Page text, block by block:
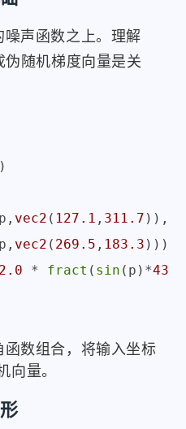
声函数之上。理解
伪随机梯度向量是关
vec2 ( 127.1 , 311.7 )),
vec2 ( 269.5 , 183.3 )));
2.0 * fract ( sin (p)*
数组合，将输入坐标
向量。